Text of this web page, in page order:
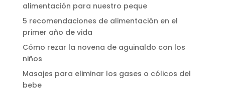
alimentación para nuestro peque
5 recomendaciones de alimentación en el
primer año de vida
Cómo rezar la novena de aguinaldo con los
niños
Masajes para eliminar los gases o cólicos del
bebe